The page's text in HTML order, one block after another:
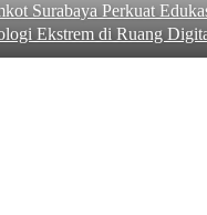
Surabaya Perkuat
Ekstrem di Ruang